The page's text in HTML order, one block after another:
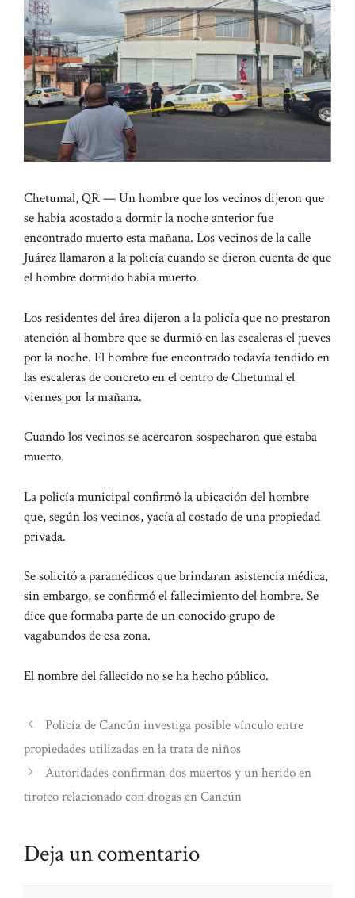
Chetumal, QR — Un hombre que los vecinos dijeron que
se había acostado a dormir la noche anterior fue
encontrado muerto esta mañana. Los vecinos de la calle
Juárez llamaron a la policía cuando se dieron cuenta de que
el hombre dormido había muerto.
Los residentes del área dijeron a la policía que no prestaron
atención al hombre que se durmió en las escaleras el jueves
por la noche. El hombre fue encontrado todavía tendido en
las escaleras de concreto en el centro de Chetumal el
viernes por la mañana.
Cuando los vecinos se acercaron sospecharon que estaba
muerto.
La policía municipal confirmó la ubicación del hombre
que, según los vecinos, yacía al costado de una propiedad
privada.
Se solicitó a paramédicos que brindaran asistencia médica,
sin embargo, se confirmó el fallecimiento del hombre. Se
dice que formaba parte de un conocido grupo de
vagabundos de esa zona.
El nombre del fallecido no se ha hecho público.
Policía de Cancún investiga posible vínculo entre
propiedades utilizadas en la trata de niños
Autoridades confirman dos muertos y un herido en
tiroteo relacionado con drogas en Cancún
Deja un comentario